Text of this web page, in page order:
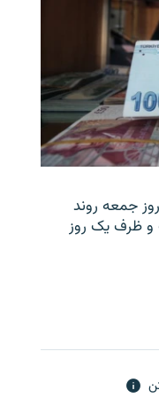
جمعه روند
و ظرف یک روز